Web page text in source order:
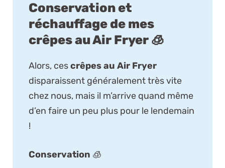
Conservation et
réchauffage de mes
crêpes au Air Fryer 🧊
Alors, cescrêpes au Air Fryer
disparaissent généralement très vite
chez nous, mais il m’arrive quand même
d’en faire un peu plus pour le lendemain
!
Conservation 🧊